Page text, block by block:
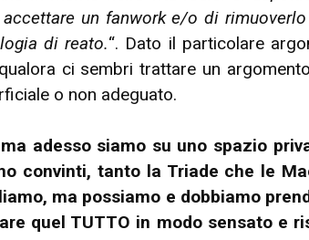
un fanwork e/o di
di reato.“. Dato il particolare
qualora ci sembri trattare un
o non adeguato.
adesso siamo su uno spazio
convinti, tanto la Triade che le
ma possiamo e dobbiamo
quel TUTTO in modo sensato e